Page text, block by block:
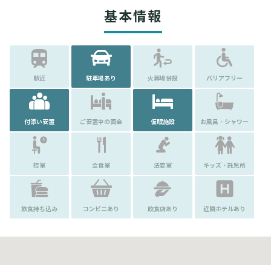
基本情報
駅近 駐車場あり 火葬場併設 バリアフリー
付添い安置 ご安置中の面会 仮眠施設 お風呂・シャワー
控室 会食室 法要室 キッズ・託児所
飲食持ち込み コンビニあり 飲食店あり 近隣ホテルあり